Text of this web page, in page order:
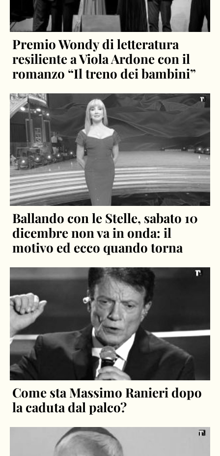
Premio Wondy di letteratura
resiliente a Viola Ardone con il
romanzo “Il treno dei bambini”
Ballando con le Stelle, sabato 10
dicembre non va in onda: il
motivo ed ecco quando torna
Come sta Massimo Ranieri dopo
la caduta dal palco?